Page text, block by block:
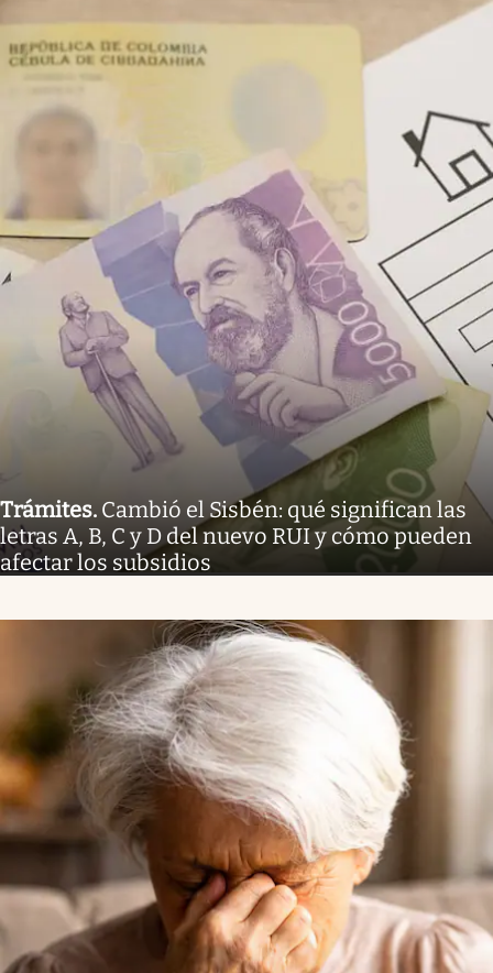
Trámites. Cambió el Sisbén: qué significan las
letras A, B, C y D del nuevo RUI y cómo pueden
afectar los subsidios